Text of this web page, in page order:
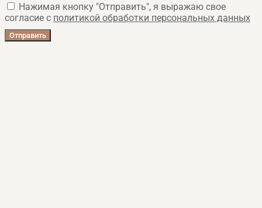
Нажимая кнопку "Отправить", я выражаю свое
согласие с политикой обработки персональных данных
Отправить